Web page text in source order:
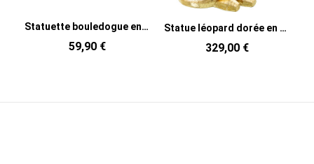
Statuette bouledogue en polyrésine rose avec laisse 16,5 x 12,5 x 21 cm Zilan
59,90 €
Statue léopard dorée en résine 81 cm Orya
329,00 €